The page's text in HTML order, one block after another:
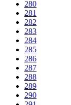
280
281
282
283
284
285
286
287
288
289
290